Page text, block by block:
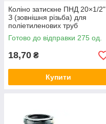
Коліно затискне ПНД 20×1/2"
З (зовнішня різьба) для
поліетиленових труб
SantehPlast Україна
Готово до відправки 275 од.
18,70 ₴
Купити